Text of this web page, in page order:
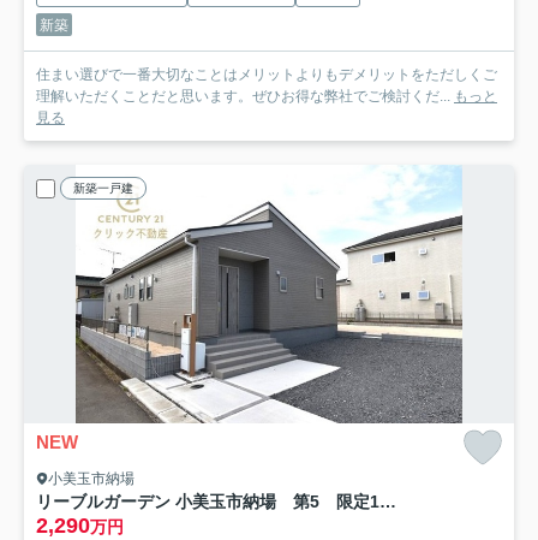
新築
住まい選びで一番大切なことはメリットよりもデメリットをただしくご
理解いただくことだと思います。ぜひお得な弊社でご検討くだ... もっと
見る
新築一戸建
NEW
小美玉市納場
リーブルガーデン 小美玉市納場 第5 限定1棟！
2,290万円